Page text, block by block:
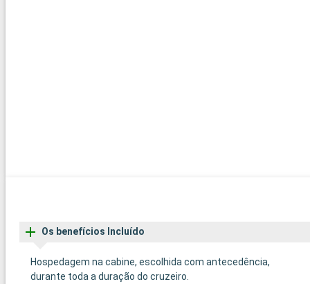
Os benefícios Incluído
Hospedagem na cabine, escolhida com antecedência,
durante toda a duração do cruzeiro.